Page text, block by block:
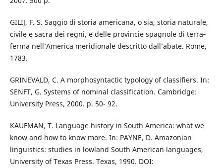
GILIJ, F. S. Saggio di storia americana, o sia, storia naturale,
civile e sacra dei regni, e delle provincie spagnole di terra‐
ferma nell’America meridionale descritto dall’abate. Rome,
1783.
GRINEVALD, C. A morphosyntactic typology of classifiers. In:
SENFT, G. Systems of nominal classification. Cambridge:
University Press, 2000. p. 50- 92.
KAUFMAN, T. Language history in South America: what we
know and how to know more. In: PAYNE, D. Amazonian
linguistics: studies in lowland South American languages,
University of Texas Press. Texas, 1990. DOI: